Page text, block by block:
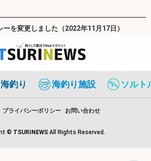
を変更しました（2022年11月17日）
海釣り 海釣り施設 ソルト
プライバシーポリシー お問い合わせ
© TSURINEWS All Rights Reserved.